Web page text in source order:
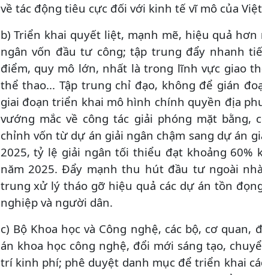
về tác động tiêu cực đối với kinh tế vĩ mô của
b) Triển khai quyết liệt, mạnh mẽ, hiệu quả
ngân vốn đầu tư công; tập trung đẩy nhanh
điểm, quy mô lớn, nhất là trong lĩnh vực giao
thể thao... Tập trung chỉ đạo, không để gián
giai đoạn triển khai mô hình chính quyền địa
vướng mắc về công tác giải phóng mặt
chỉnh vốn từ dự án giải ngân chậm sang dự án
2025, tỷ lệ giải ngân tối thiểu đạt khoảng 60%
năm 2025. Đẩy mạnh thu hút đầu tư ngoài
trung xử lý tháo gỡ hiệu quả các dự án tồn
nghiệp và người dân.
c) Bộ Khoa học và Công nghệ, các bộ, cơ
án khoa học công nghệ, đổi mới sáng tạo,
trí kinh phí; phê duyệt danh mục để triển khai